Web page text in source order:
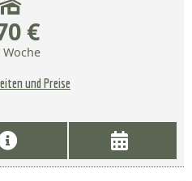
€
und Preise